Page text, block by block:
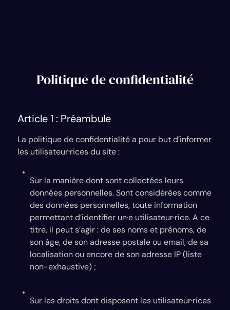
Politique de confidentialité
Article 1 : Préambule
La politique de confidentialité a pour but d’informer
les utilisateur·rices du site :
Sur la manière dont sont collectées leurs
données personnelles. Sont considérées comme
des données personnelles, toute information
permettant d’identifier un·e utilisateur·rice. A ce
titre, il peut s’agir : de ses noms et prénoms, de
son âge, de son adresse postale ou email, de sa
localisation ou encore de son adresse IP (liste
non-exhaustive) ;
Sur les droits dont disposent les utilisateur·rices